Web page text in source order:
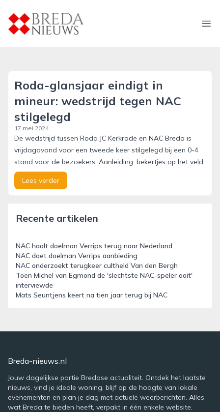
breda-nieuws.nl
Roda-glansjaar eindigt in
mineur: wedstrijd tegen NAC
stilgelegd
17 mei 2024
De wedstrijd tussen Roda JC Kerkrade en NAC Breda is
vrijdagavond voor een tweede keer stilgelegd bij een 0-4
stand voor de bezoekers. Aanleiding: bekertjes op het veld.
Lees verder
Recente artikelen
NAC haalt doelman Verrips terug naar Nederland
NAC doet doelman Verrips aanbieding
NAC onderzoekt terugkeer cultheld Van den Bergh
Toen Michel van Egmond de 'slechtste NAC-speler ooit'
interviewde
Mats Seuntjens keert na tien jaar terug bij NAC
Breda-nieuws.nl
Jouw dagelijkse portie Bredase actualiteit. Ontdek het laatste
nieuws, vind je ideale woning, blijf op de hoogte van lokale
evenementen en plan je dag met actuele weerberichten. Alles
wat Breda te bieden heeft, verpakt in één enkele website.